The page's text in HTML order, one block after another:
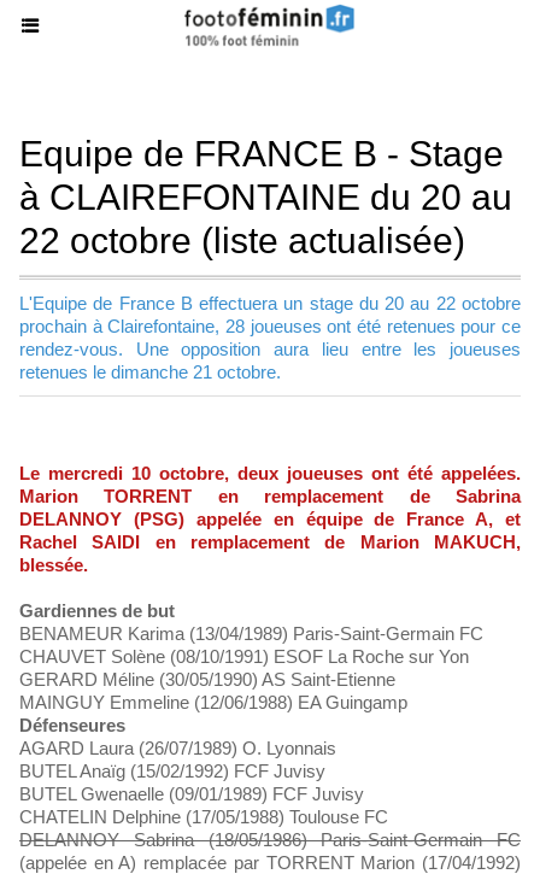
Equipe de FRANCE B - Stage
à CLAIREFONTAINE du 20 au
22 octobre (liste actualisée)
L'Equipe de France B effectuera un stage du 20 au 22 octobre
prochain à Clairefontaine, 28 joueuses ont été retenues pour ce
rendez-vous. Une opposition aura lieu entre les joueuses
retenues le dimanche 21 octobre.
Le mercredi 10 octobre, deux joueuses ont été appelées.
Marion TORRENT en remplacement de Sabrina
DELANNOY (PSG) appelée en équipe de France A, et
Rachel SAIDI en remplacement de Marion MAKUCH,
blessée.
Gardiennes de but
BENAMEUR Karima (13/04/1989) Paris-Saint-Germain FC
CHAUVET Solène (08/10/1991) ESOF La Roche sur Yon
GERARD Méline (30/05/1990) AS Saint-Etienne
MAINGUY Emmeline (12/06/1988) EA Guingamp
Défenseures
AGARD Laura (26/07/1989) O. Lyonnais
BUTEL Anaïg (15/02/1992) FCF Juvisy
BUTEL Gwenaelle (09/01/1989) FCF Juvisy
CHATELIN Delphine (17/05/1988) Toulouse FC
DELANNOY Sabrina (18/05/1986) Paris-Saint-Germain FC
(appelée en A) remplacée par TORRENT Marion (17/04/1992)